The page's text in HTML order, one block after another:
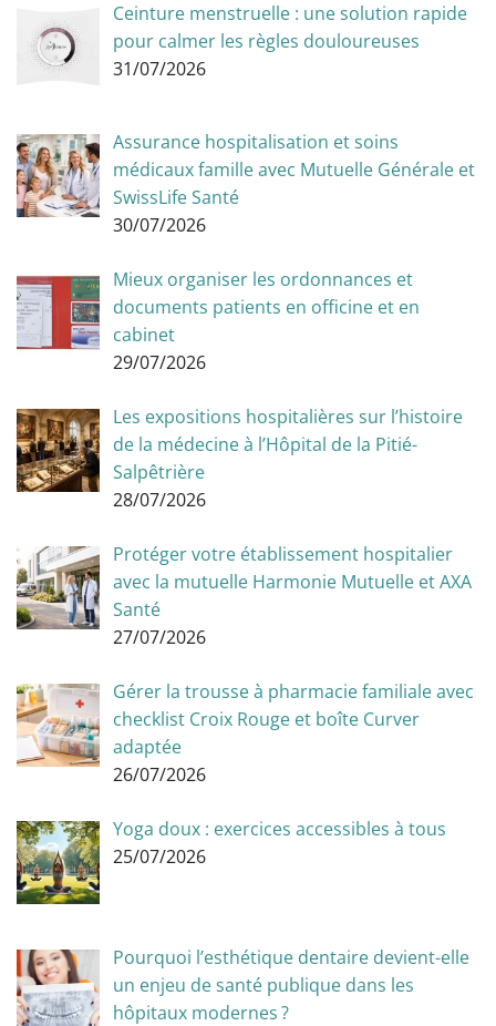
Ceinture menstruelle : une solution rapide
pour calmer les règles douloureuses
31/07/2026
Assurance hospitalisation et soins
médicaux famille avec Mutuelle Générale et
SwissLife Santé
30/07/2026
Mieux organiser les ordonnances et
documents patients en officine et en
cabinet
29/07/2026
Les expositions hospitalières sur l’histoire
de la médecine à l’Hôpital de la Pitié-
Salpêtrière
28/07/2026
Protéger votre établissement hospitalier
avec la mutuelle Harmonie Mutuelle et AXA
Santé
27/07/2026
Gérer la trousse à pharmacie familiale avec
checklist Croix Rouge et boîte Curver
adaptée
26/07/2026
Yoga doux : exercices accessibles à tous
25/07/2026
Pourquoi l’esthétique dentaire devient-elle
un enjeu de santé publique dans les
hôpitaux modernes ?